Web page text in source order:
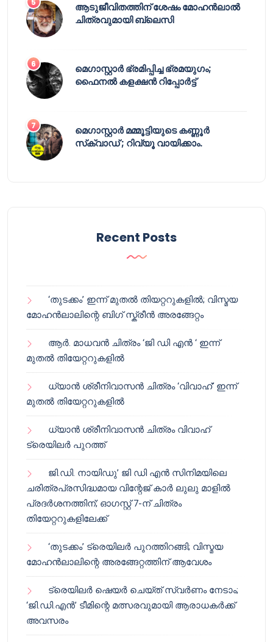
ആടുജീവിതത്തിന് ശേഷം മോഹൻലാൽ
ചിത്രവുമായി ബ്ലെസി
മെഗാസ്റ്റാർ ഭ്രമിപ്പിച്ച ഭ്രമയുഗം;
ഫൈനൽ കളക്ഷൻ റിപ്പോർട്ട്
മെഗാസ്റ്റാർ മമ്മൂട്ടിയുടെ കണ്ണൂർ
സ്‌ക്വാഡ് ; റിവ്യൂ വായിക്കാം.
Recent Posts
‘തുടക്കം’ ഇന്ന് മുതൽ തിയറ്ററുകളിൽ; വിസ്മയ
മോഹൻലാലിന്റെ ബിഗ് സ്ക്രീൻ അരങ്ങേറ്റം
ആർ. മാധവൻ ചിത്രം ‘ജി ഡി എൻ ‘ ഇന്ന്
മുതൽ തിയേറ്ററുകളിൽ
ധ്യാൻ ശ്രീനിവാസൻ ചിത്രം ‘വിവാഹ്’ ഇന്ന്
മുതൽ തിയേറ്ററുകളിൽ
ധ്യാൻ ശ്രീനിവാസൻ ചിത്രം വിവാഹ്
ട്രെയിലർ പുറത്ത്
ജി.ഡി. നായിഡു’ ജി ഡി എൻ സിനിമയിലെ
ചരിത്രപ്രസിദ്ധമായ വിന്റേജ് കാർ ലുലു മാളിൽ
പ്രദർശനത്തിന്; ഓഗസ്റ്റ് 7-ന് ചിത്രം
തിയേറ്ററുകളിലേക്ക്
‘തുടക്കം’ ട്രെയിലർ പുറത്തിറങ്ങി; വിസ്മയ
മോഹൻലാലിന്റെ അരങ്ങേറ്റത്തിന് ആവേശം
ട്രെയിലർ ഷെയർ ചെയ്‌ത് സ്വർണം നേടാം;
‘ജി.ഡി.എൻ’ ടീമിന്റെ മത്സരവുമായി ആരാധകർക്ക്
അവസരം